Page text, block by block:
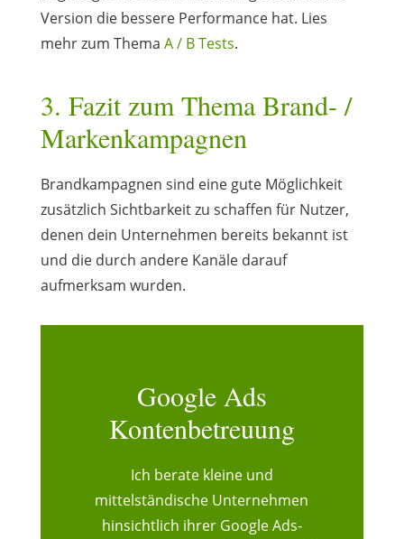
Version die bessere Performance hat. Lies
mehr zum Thema A / B Tests.
3. Fazit zum Thema Brand- /
Markenkampagnen
Brandkampagnen sind eine gute Möglichkeit
zusätzlich Sichtbarkeit zu schaffen für Nutzer,
denen dein Unternehmen bereits bekannt ist
und die durch andere Kanäle darauf
aufmerksam wurden.
Google Ads
Kontenbetreuung
Ich berate kleine und
mittelständische Unternehmen
hinsichtlich ihrer Google Ads-